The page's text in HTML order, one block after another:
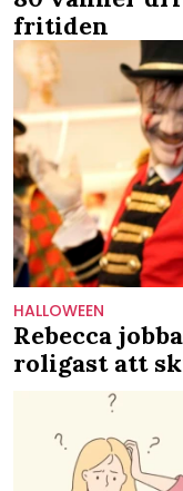
fritiden
HALLOWEEN
Rebecca
roligast att